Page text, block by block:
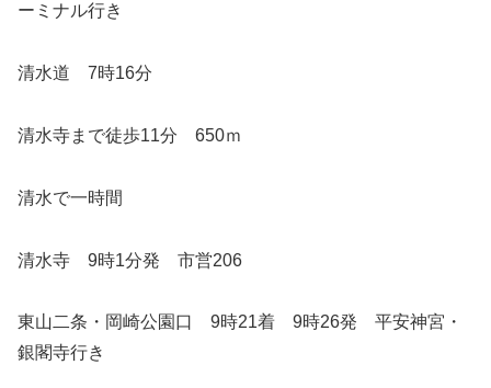
ーミナル行き
清水道 7時16分
清水寺まで徒歩11分 650ｍ
清水で一時間
清水寺 9時1分発 市営206
東山二条・岡崎公園口 9時21着 9時26発 平安神宮・
銀閣寺行き